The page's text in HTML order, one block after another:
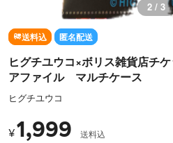
3 / 3
送料込 匿名配送
ヒグチユウコ×ボリス雑貨店チ
アファイル マルチケース
ヒグチユウコ
¥1,999 送料込